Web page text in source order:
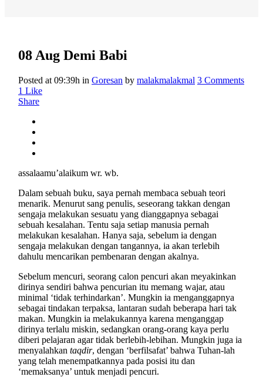
08 Aug Demi Babi
Posted at 09:39h in Goresan by malakmalakmal 3 Comments
1 Like
Share
assalaamu’alaikum wr. wb.
Dalam sebuah buku, saya pernah membaca sebuah teori
menarik. Menurut sang penulis, seseorang takkan dengan
sengaja melakukan sesuatu yang dianggapnya sebagai
sebuah kesalahan. Tentu saja setiap manusia pernah
melakukan kesalahan. Hanya saja, sebelum ia dengan
sengaja melakukan dengan tangannya, ia akan terlebih
dahulu mencarikan pembenaran dengan akalnya.
Sebelum mencuri, seorang calon pencuri akan meyakinkan
dirinya sendiri bahwa pencurian itu memang wajar, atau
minimal ‘tidak terhindarkan’. Mungkin ia menganggapnya
sebagai tindakan terpaksa, lantaran sudah beberapa hari tak
makan. Mungkin ia melakukannya karena menganggap
dirinya terlalu miskin, sedangkan orang-orang kaya perlu
diberi pelajaran agar tidak berlebih-lebihan. Mungkin juga ia
menyalahkan taqdir, dengan ‘berfilsafat’ bahwa Tuhan-lah
yang telah menempatkannya pada posisi itu dan
‘memaksanya’ untuk menjadi pencuri.